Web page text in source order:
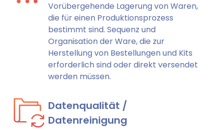
Vorübergehende Lagerung von Waren,
die für einen Produktionsprozess
bestimmt sind. Sequenz und
Organisation der Ware, die zur
Herstellung von Bestellungen und Kits
erforderlich sind oder direkt versendet
werden müssen.
Datenqualität /
Datenreinigung